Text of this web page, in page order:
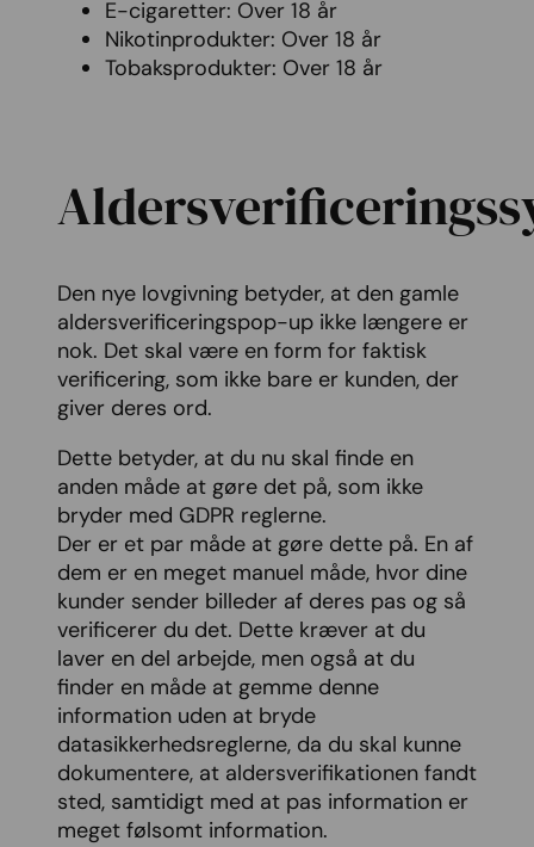
E-cigaretter: Over 18 år
Nikotinprodukter: Over 18 år
Tobaksprodukter: Over 18 år
Den nye lovgivning betyder, at den gamle
aldersverificeringspop-up ikke længere er
nok. Det skal være en form for faktisk
verificering, som ikke bare er kunden, der
giver deres ord.
Dette betyder, at du nu skal finde en
anden måde at gøre det på, som ikke
bryder med GDPR reglerne.
Der er et par måde at gøre dette på. En af
dem er en meget manuel måde, hvor dine
kunder sender billeder af deres pas og så
verificerer du det. Dette kræver at du
laver en del arbejde, men også at du
finder en måde at gemme denne
information uden at bryde
datasikkerhedsreglerne, da du skal kunne
dokumentere, at aldersverifikationen fandt
sted, samtidigt med at pas information er
meget følsomt information.